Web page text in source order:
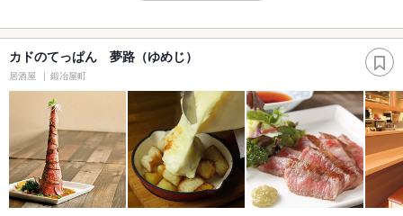
カドのてっぱん 夢路（ゆめじ）
居酒屋 鍛冶屋町